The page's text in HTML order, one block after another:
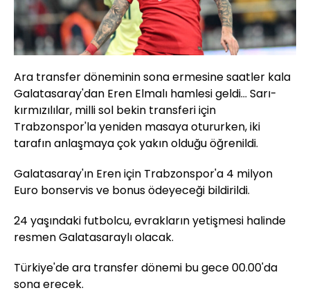
Ara transfer döneminin sona ermesine saatler kala
Galatasaray'dan Eren Elmalı hamlesi geldi... Sarı-
kırmızılılar, milli sol bekin transferi için
Trabzonspor'la yeniden masaya otururken, iki
tarafın anlaşmaya çok yakın olduğu öğrenildi.
Galatasaray'ın Eren için Trabzonspor'a 4 milyon
Euro bonservis ve bonus ödeyeceği bildirildi.
24 yaşındaki futbolcu, evrakların yetişmesi halinde
resmen Galatasaraylı olacak.
Türkiye'de ara transfer dönemi bu gece 00.00'da
sona erecek.